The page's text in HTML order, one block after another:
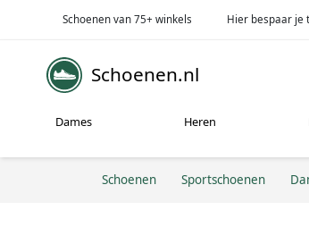
Schoenen van 75+ winkels Hier bespaar je
Schoenen.nl
Dames Heren
Schoenen Sportschoenen